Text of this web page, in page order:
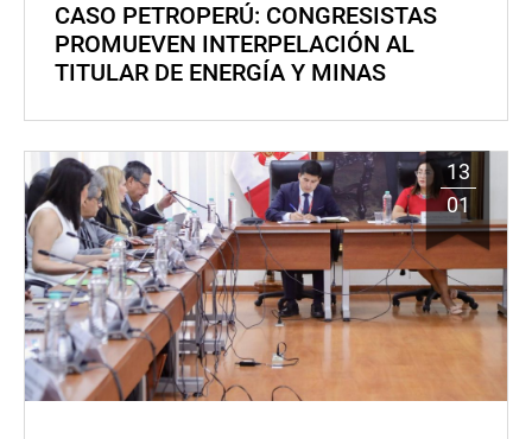
CASO PETROPERÚ: CONGRESISTAS
PROMUEVEN INTERPELACIÓN AL
TITULAR DE ENERGÍA Y MINAS
13
01